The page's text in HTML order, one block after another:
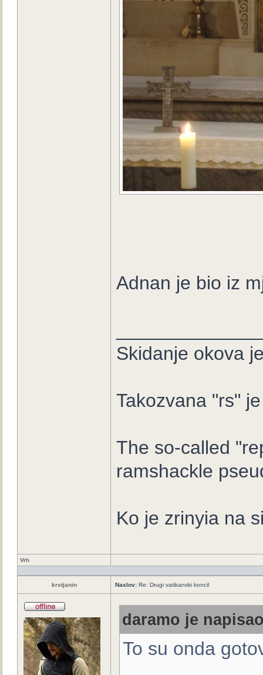
Adnan je bio iz
Skidanje okova
Takozvana "rs"
The so-called
ramshackle
Ko je zrinyia na
Vrh
krstjanin Naslov: Re: Drugi vatikanski koncil
daramo je
To su onda